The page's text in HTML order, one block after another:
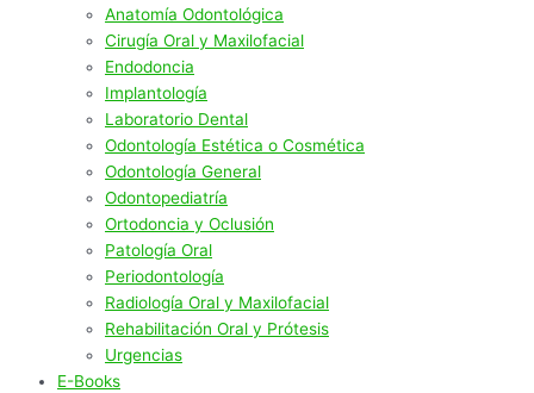
Anatomía Odontológica
Cirugía Oral y Maxilofacial
Endodoncia
Implantología
Laboratorio Dental
Odontología Estética o Cosmética
Odontología General
Odontopediatría
Ortodoncia y Oclusión
Patología Oral
Periodontología
Radiología Oral y Maxilofacial
Rehabilitación Oral y Prótesis
Urgencias
E-Books